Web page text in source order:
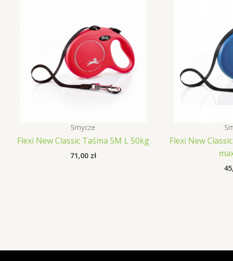
Smycze
Flexi New Classic Taśma 5M L 50kg
71,00 zł
Flexi New